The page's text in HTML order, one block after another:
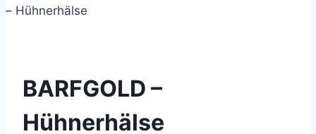
– Hühnerhälse
BARFGOLD –
Hühnerhälse